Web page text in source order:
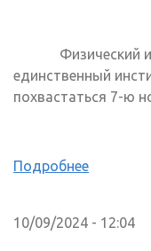
Физический
единственный
похвастаться 7-ю
Подробнее
10/09/2024 - 12:04